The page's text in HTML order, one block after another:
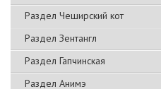
Раздел Чеширский кот
Раздел Зентангл
Раздел Гапчинская
Раздел Анимэ